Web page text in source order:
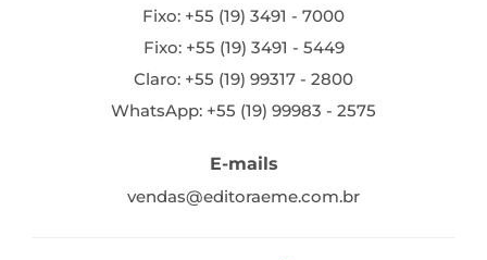
Fixo: +55 (19) 3491 - 7000
Fixo: +55 (19) 3491 - 5449
Claro: +55 (19) 99317 - 2800
WhatsApp: +55 (19) 99983 - 2575
E-mails
vendas@editoraeme.com.br